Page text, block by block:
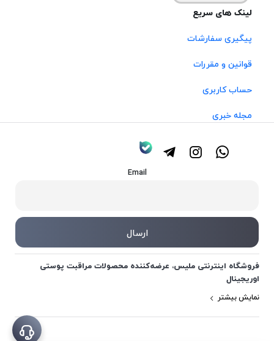
لینک های سریع
پیگیری سفارشات
قوانین و مقررات
حساب کاربری
مجله خبری
Email
فروشگاه اینترنتی ملیس، عرضه‌کننده محصولات مراقبت پوستی
اوریجینال
نمایش بیشتر